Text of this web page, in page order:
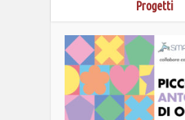
Progetti